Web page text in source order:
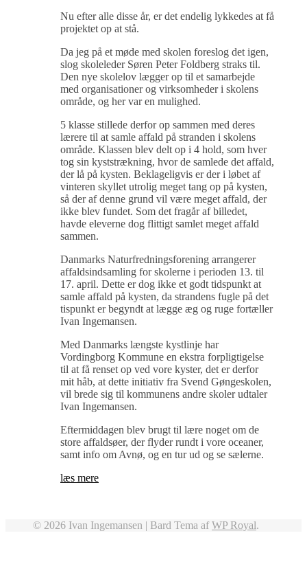
Nu efter alle disse år, er det endelig lykkedes at få
projektet op at stå.
Da jeg på et møde med skolen foreslog det igen,
slog skoleleder Søren Peter Foldberg straks til.
Den nye skolelov lægger op til et samarbejde
med organisationer og virksomheder i skolens
område, og her var en mulighed.
5 klasse stillede derfor op sammen med deres
lærere til at samle affald på stranden i skolens
område. Klassen blev delt op i 4 hold, som hver
tog sin kyststrækning, hvor de samlede det affald,
der lå på kysten. Beklageligvis er der i løbet af
vinteren skyllet utrolig meget tang op på kysten,
så der af denne grund vil være meget affald, der
ikke blev fundet. Som det fragår af billedet,
havde eleverne dog flittigt samlet meget affald
sammen.
Danmarks Naturfredningsforening arrangerer
affaldsindsamling for skolerne i perioden 13. til
17. april. Dette er dog ikke et godt tidspunkt at
samle affald på kysten, da strandens fugle på det
tispunkt er begyndt at lægge æg og ruge fortæller
Ivan Ingemansen.
Med Danmarks længste kystlinje har
Vordingborg Kommune en ekstra forpligtigelse
til at få renset op ved vore kyster, det er derfor
mit håb, at dette initiativ fra Svend Gøngeskolen,
vil brede sig til kommunens andre skoler udtaler
Ivan Ingemansen.
Eftermiddagen blev brugt til lære noget om de
store affaldsøer, der flyder rundt i vore oceaner,
samt info om Avnø, og en tur ud og se sælerne.
læs mere
© 2026 Ivan Ingemansen | Bard Tema afWP Royal.